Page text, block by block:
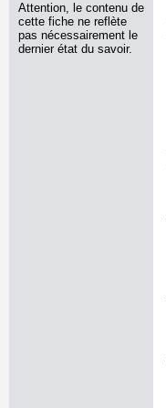
Attention, le contenu de
cette fiche ne reflète
pas nécessairement le
dernier état du savoir.